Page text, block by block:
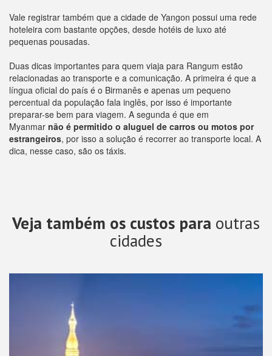
Vale registrar também que a cidade de Yangon possui uma rede
hoteleira com bastante opções, desde hotéis de luxo até
pequenas pousadas.
Duas dicas importantes para quem viaja para Rangum estão
relacionadas ao transporte e a comunicação. A primeira é que a
língua oficial do país é o Birmanês e apenas um pequeno
percentual da população fala inglês, por isso é importante
preparar-se bem para viagem. A segunda é que em
Myanmar não é permitido o aluguel de carros ou motos por
estrangeiros, por isso a solução é recorrer ao transporte local. A
dica, nesse caso, são os táxis.
Veja também os custos para outras
cidades